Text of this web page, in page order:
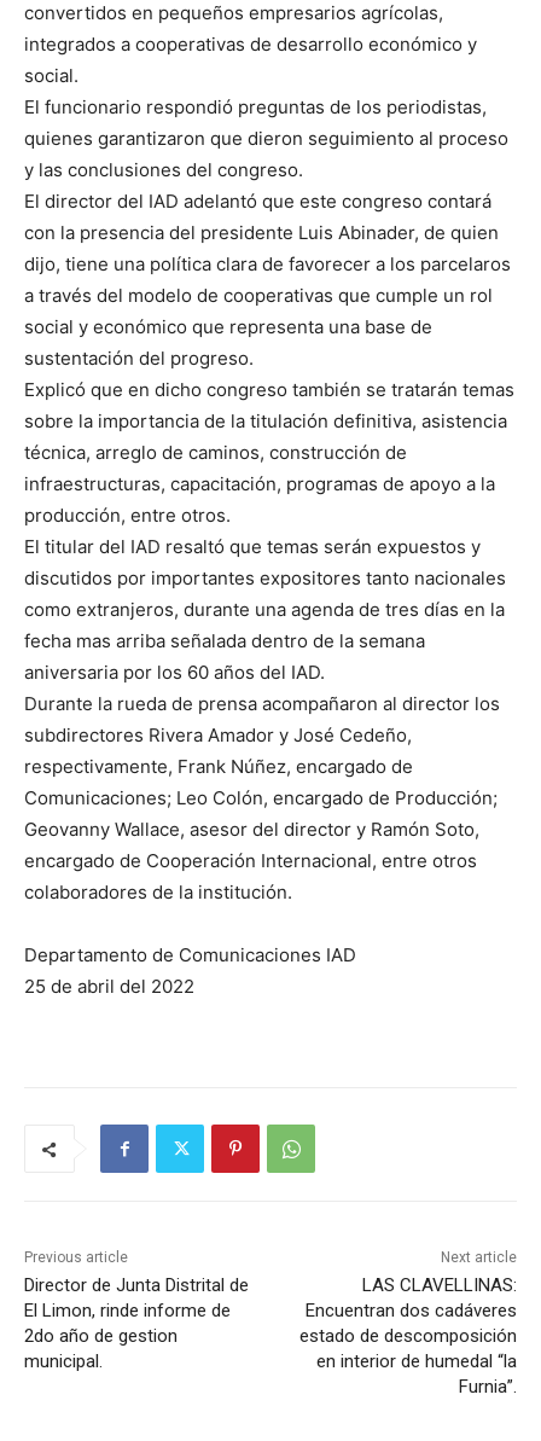
convertidos en pequeños empresarios agrícolas,
integrados a cooperativas de desarrollo económico y
social.
El funcionario respondió preguntas de los periodistas,
quienes garantizaron que dieron seguimiento al proceso
y las conclusiones del congreso.
El director del IAD adelantó que este congreso contará
con la presencia del presidente Luis Abinader, de quien
dijo, tiene una política clara de favorecer a los parcelaros
a través del modelo de cooperativas que cumple un rol
social y económico que representa una base de
sustentación del progreso.
Explicó que en dicho congreso también se tratarán temas
sobre la importancia de la titulación definitiva, asistencia
técnica, arreglo de caminos, construcción de
infraestructuras, capacitación, programas de apoyo a la
producción, entre otros.
El titular del IAD resaltó que temas serán expuestos y
discutidos por importantes expositores tanto nacionales
como extranjeros, durante una agenda de tres días en la
fecha mas arriba señalada dentro de la semana
aniversaria por los 60 años del IAD.
Durante la rueda de prensa acompañaron al director los
subdirectores Rivera Amador y José Cedeño,
respectivamente, Frank Núñez, encargado de
Comunicaciones; Leo Colón, encargado de Producción;
Geovanny Wallace, asesor del director y Ramón Soto,
encargado de Cooperación Internacional, entre otros
colaboradores de la institución.
Departamento de Comunicaciones IAD
25 de abril del 2022
Previous article
Director de Junta Distrital de
El Limon, rinde informe de
2do año de gestion
municipal.
Next article
LAS CLAVELLINAS:
Encuentran dos cadáveres
estado de descomposición
en interior de humedal “la
Furnia”.